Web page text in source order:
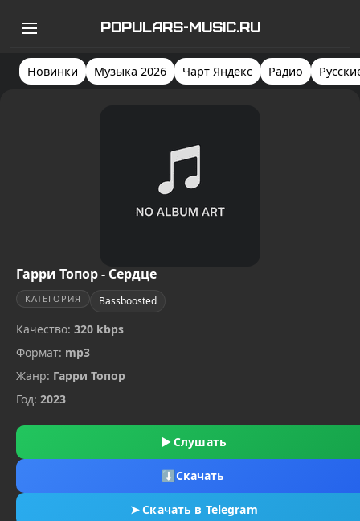
POPULARS-MUSIC.RU
Новинки Музыка 2026 Чарт Яндекс Радио
Гарри Топор - Сердце
КАТЕГОРИЯ Bassboosted
Качество: 320 kbps
Формат: mp3
Жанр: Гарри Топор
Год: 2023
▶ Слушать
⬇Скачать
➤Скачать в Telegram